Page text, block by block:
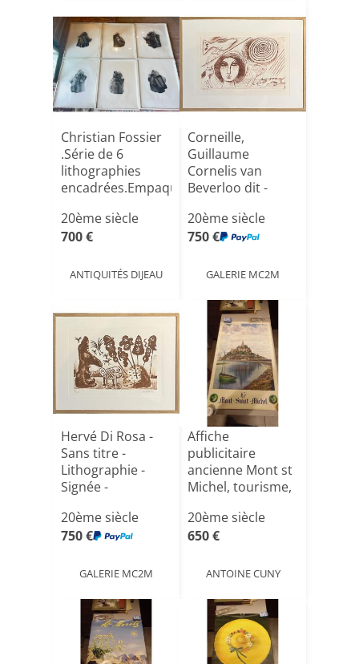
Christian Fossier
.Série de 6
lithographies
encadrées.Empaquetage[...]
20ème siècle
700 €
ANTIQUITÉS DIJEAU
Corneille,
Guillaume
Cornelis van
Beverloo dit -
20ème siècle
750 €
GALERIE MC2M
Hervé Di Rosa -
Sans titre -
Lithographie -
Signée -
20ème siècle
750 €
GALERIE MC2M
Affiche
publicitaire
ancienne Mont st
Michel, tourisme,
20ème siècle
650 €
ANTOINE CUNY